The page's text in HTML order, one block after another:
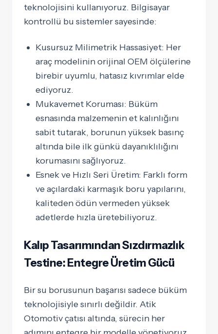
teknolojisini kullanıyoruz. Bilgisayar
kontrollü bu sistemler sayesinde:
Kusursuz Milimetrik Hassasiyet: Her
araç modelinin orijinal OEM ölçülerine
birebir uyumlu, hatasız kıvrımlar elde
ediyoruz.
Mukavemet Koruması: Büküm
esnasında malzemenin et kalınlığını
sabit tutarak, borunun yüksek basınç
altında bile ilk günkü dayanıklılığını
korumasını sağlıyoruz.
Esnek ve Hızlı Seri Üretim: Farklı form
ve açılardaki karmaşık boru yapılarını,
kaliteden ödün vermeden yüksek
adetlerde hızla üretebiliyoruz.
Kalıp Tasarımından Sızdırmazlık
Testine: Entegre Üretim Gücü
Bir su borusunun başarısı sadece büküm
teknolojisiyle sınırlı değildir. Atik
Otomotiv çatısı altında, sürecin her